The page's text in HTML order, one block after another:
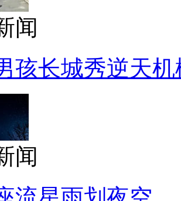
闻
孩长城秀逆天机
闻